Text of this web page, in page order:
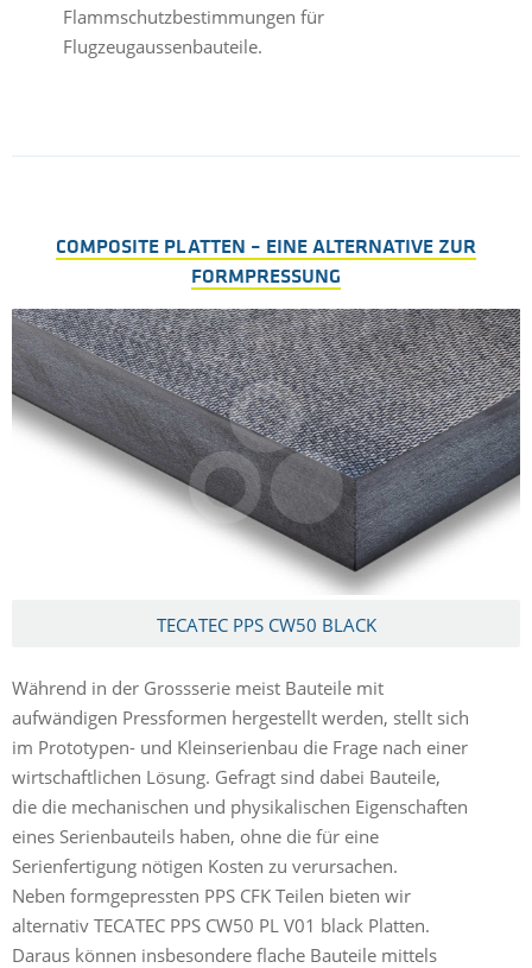
Flammschutzbestimmungen für
Flugzeugaussenbauteile.
COMPOSITE PLATTEN – EINE ALTERNATIVE ZUR
FORMPRESSUNG
TECATEC PPS CW50 BLACK
Während in der Grossserie meist Bauteile mit
aufwändigen Pressformen hergestellt werden, stellt sich
im Prototypen- und Kleinserienbau die Frage nach einer
wirtschaftlichen Lösung. Gefragt sind dabei Bauteile,
die die mechanischen und physikalischen Eigenschaften
eines Serienbauteils haben, ohne die für eine
Serienfertigung nötigen Kosten zu verursachen.
Neben formgepressten PPS CFK Teilen bieten wir
alternativ TECATEC PPS CW50 PL V01 black Platten.
Daraus können insbesondere flache Bauteile mittels